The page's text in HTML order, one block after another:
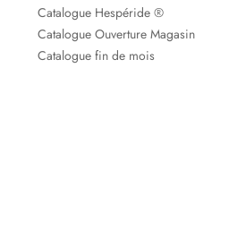
Catalogue Hespéride ®
Catalogue Ouverture Magasin
Catalogue fin de mois